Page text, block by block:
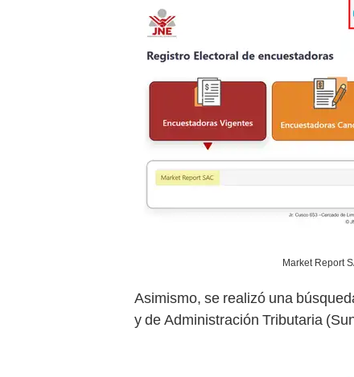
Market Report
Asimismo, se realizó una
y de Administración Tributaria